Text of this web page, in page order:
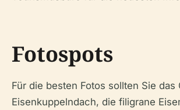
Fotospots
Für die besten Fotos sollten Sie das
Eisenkuppelndach, die filigrane